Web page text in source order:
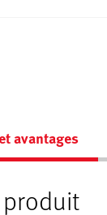
avantages